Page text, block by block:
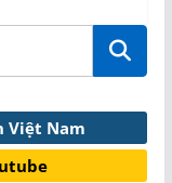
Việt Nam